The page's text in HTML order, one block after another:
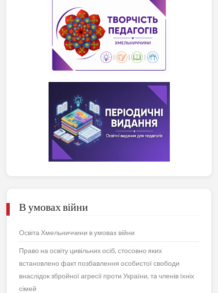
В умовах війни
Освіта Хмельниччини в умовах війни
Право на освіту цивільних осіб, стосовно яких
встановлено факт позбавлення особистої свободи
внаслідок збройної агресії проти України, та членів їхніх
сімей